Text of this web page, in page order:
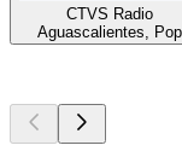
CTVS Radio
Aguascalientes, Pop